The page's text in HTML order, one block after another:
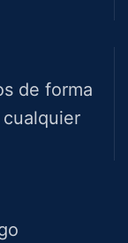
de forma